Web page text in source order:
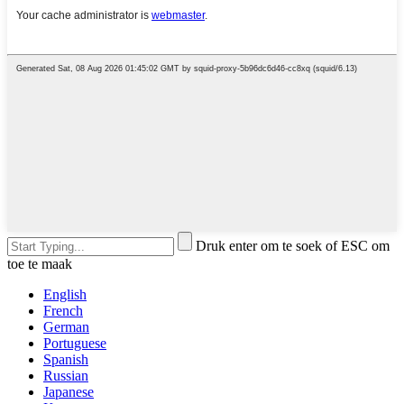
Druk enter om te soek of ESC om
toe te maak
English
French
German
Portuguese
Spanish
Russian
Japanese